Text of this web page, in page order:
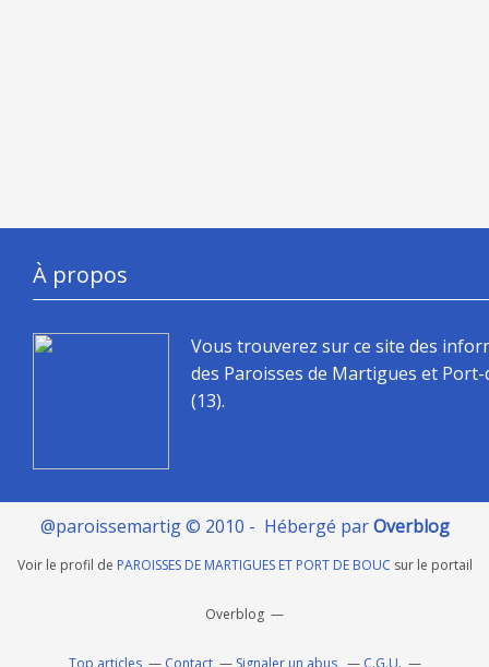
À propos
Vous trouverez sur ce site des
des Paroisses de Martigues et
(13).
@paroissemartig © 2010 - Hébergé parOverblog
Voir le profil de PAROISSES DE MARTIGUES ET PORT DE BOUC sur le portail
Overblog
Top articles Contact Signaler un abus C.G.U.